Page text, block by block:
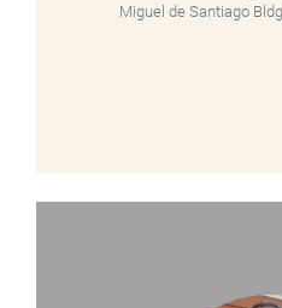
Miguel de Santiago